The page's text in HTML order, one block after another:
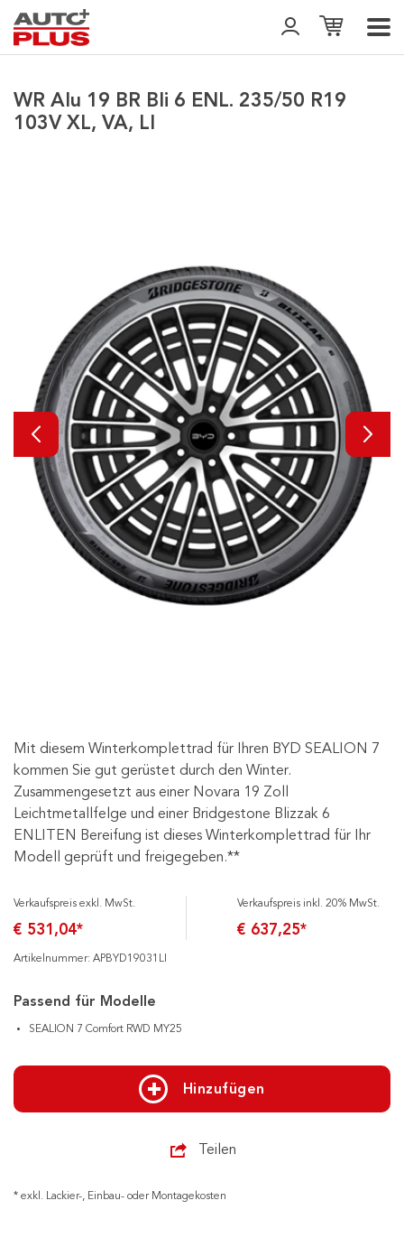
WR Alu 19 BR Bli 6 ENL. 235/50 R19
103V XL, VA, LI
Mit diesem Winterkomplettrad für Ihren BYD SEALION 7
kommen Sie gut gerüstet durch den Winter.
Zusammengesetzt aus einer Novara 19 Zoll
Leichtmetallfelge und einer Bridgestone Blizzak 6
ENLITEN Bereifung ist dieses Winterkomplettrad für Ihr
Modell geprüft und freigegeben.**
Verkaufspreis exkl. MwSt.
€ 531,04*
Verkaufspreis inkl. 20% MwSt.
€ 637,25*
Artikelnummer: APBYD19031LI
Passend für Modelle
SEALION 7 Comfort RWD MY25
Hinzufügen
Teilen
* exkl. Lackier-, Einbau- oder Montagekosten